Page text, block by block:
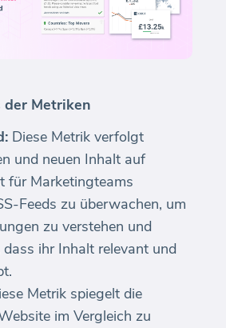
der Metriken
Diese Metrik verfolgt
und neuen Inhalt auf
für Marketingteams
Feeds zu überwachen, um
zu verstehen und
dass ihr Inhalt relevant und
Metrik spiegelt die
im Vergleich zu